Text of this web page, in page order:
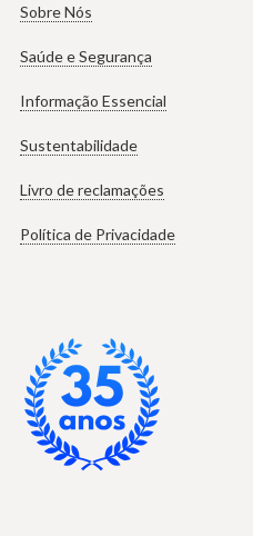
Sobre Nós
Saúde e Segurança
Informação Essencial
Sustentabilidade
Livro de reclamações
Política de Privacidade